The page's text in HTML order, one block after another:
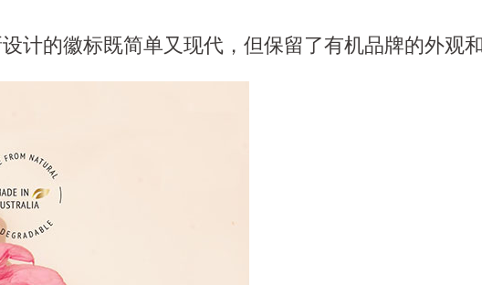
计的徽标既简单又现代，但保留了有机品牌的外观